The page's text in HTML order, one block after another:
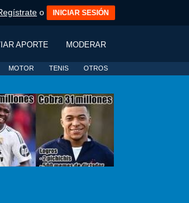
o INICIAR SESIÓN
APORTE MODERAR
MOTOR TENIS OTROS